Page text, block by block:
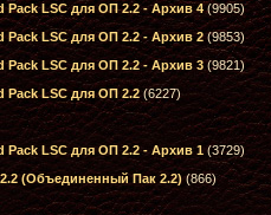
Pack LSC для ОП 2.2 - Архив 4 (9905)
LSC для ОП 2.2 - Архив 2 (9853)
Pack LSC для ОП 2.2 - Архив 3 (9821)
Pack LSC для ОП 2.2 (6227)
LSC для ОП 2.2 - Архив 1 (3729)
(Объединенный Пак 2.2) (866)